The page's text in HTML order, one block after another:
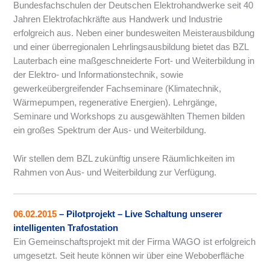
Bundesfachschulen der Deutschen Elektrohandwerke seit 40
Jahren Elektrofachkräfte aus Handwerk und Industrie
erfolgreich aus. Neben einer bundesweiten Meisterausbildung
und einer überregionalen Lehrlingsausbildung bietet das BZL
Lauterbach eine maßgeschneiderte Fort- und Weiterbildung in
der Elektro- und Informationstechnik, sowie
gewerkeübergreifender Fachseminare (Klimatechnik,
Wärmepumpen, regenerative Energien). Lehrgänge,
Seminare und Workshops zu ausgewählten Themen bilden
ein großes Spektrum der Aus- und Weiterbildung.
Wir stellen dem BZL zukünftig unsere Räumlichkeiten im
Rahmen von Aus- und Weiterbildung zur Verfügung.
06.02.2015 – Pilotprojekt – Live Schaltung unserer
intelligenten Trafostation
Ein Gemeinschaftsprojekt mit der Firma WAGO ist erfolgreich
umgesetzt. Seit heute können wir über eine Weboberfläche